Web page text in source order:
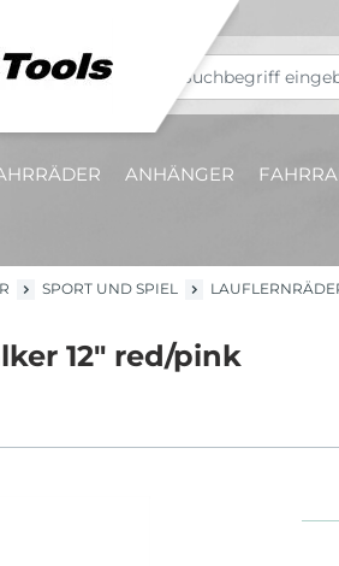
ANHÄNGER
SPORT UND SPIEL
12" red/pink